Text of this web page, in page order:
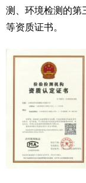
测、环境检测的第
等资质证书。